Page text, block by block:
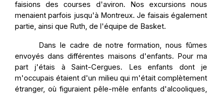
faisions des courses d'aviron. Nos excursions nous
menaient parfois jusqu'à Montreux. Je faisais également
partie, ainsi que Ruth, de l'équipe de Basket.
Dans le cadre de notre formation, nous fûmes
envoyés dans différentes maisons d'enfants. Pour ma
part j'étais à Saint-Cergues. Les enfants dont je
m'occupais étaient d'un milieu qui m'était complètement
étranger, où figuraient pêle-mêle enfants d'alcooliques,